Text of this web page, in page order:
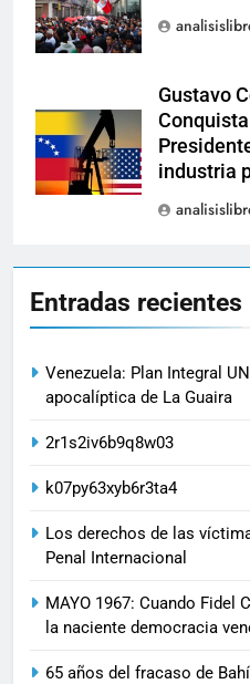
Gustavo
Conquista
industria
Entradas recientes
Venezuela: Plan Integral
apocalíptica de La Guaira
2r1s2iv6b9q8w03
k07py63xyb6r3ta4
Los derechos de las
Penal Internacional
MAYO 1967: Cuando
la naciente democracia
65 años del fracaso de